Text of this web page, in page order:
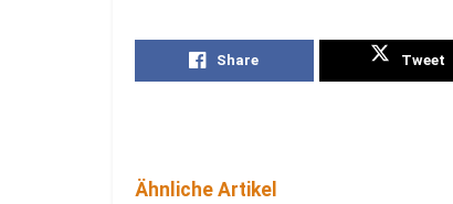
Share Tweet
Ähnliche Artikel